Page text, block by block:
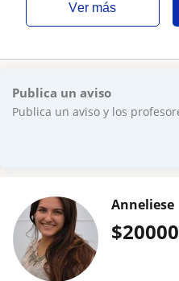
ver más
Publica un aviso
Publica un aviso y los
$20000
Anneliese